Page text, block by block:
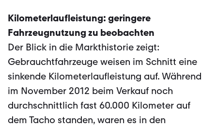
Kilometerlaufleistung: geringere
Fahrzeugnutzung zu beobachten
Der Blick in die Markthistorie zeigt:
Gebrauchtfahrzeuge weisen im Schnitt eine
sinkende Kilometerlaufleistung auf. Während
im November 2012 beim Verkauf noch
durchschnittlich fast 60.000 Kilometer auf
dem Tacho standen, waren es in den